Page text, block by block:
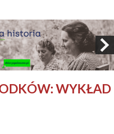
WYKŁAD